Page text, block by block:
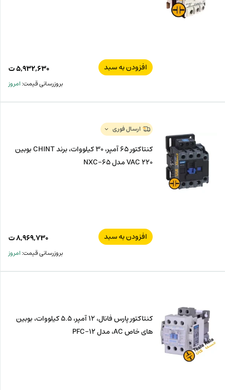
افزودن به سبد ۵,۹۳۲,۶۳۰ت
بروزرسانی قیمت:امروز
ارسال فوری
کنتاکتور 65 آمپر، 30 کیلووات، برند CHINT بوبین
VAC 220 مدل 65-NXC
افزودن به سبد ۸,۹۶۹,۷۳۰ت
بروزرسانی قیمت:امروز
کنتاکتور پارس فانال، 12 آمپر، 5.5 کیلووات، بوبین
های خاص AC، مدل PFC-12